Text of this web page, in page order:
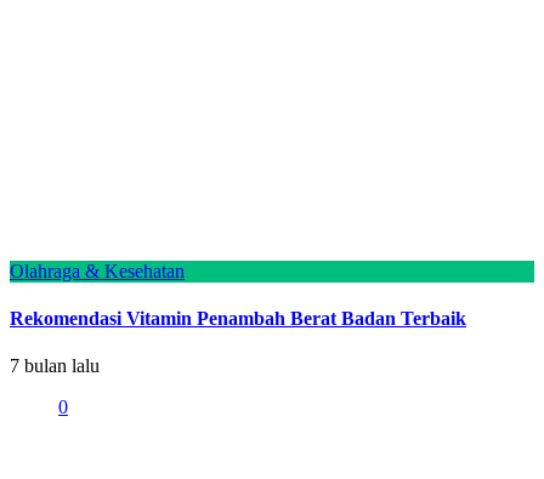
Olahraga & Kesehatan
Rekomendasi Vitamin Penambah Berat Badan Terbaik
7 bulan lalu
0